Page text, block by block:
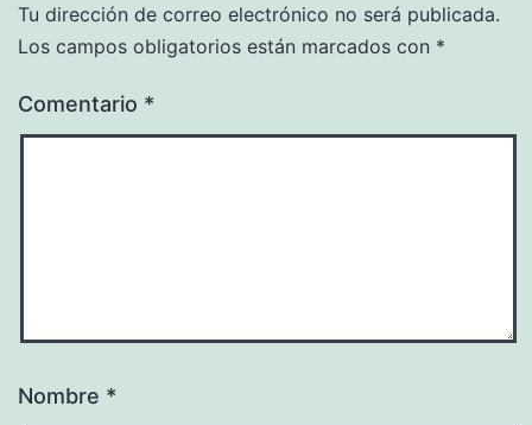
Tu dirección de correo electrónico no será publicada.
Los campos obligatorios están marcados con *
Comentario *
Nombre *